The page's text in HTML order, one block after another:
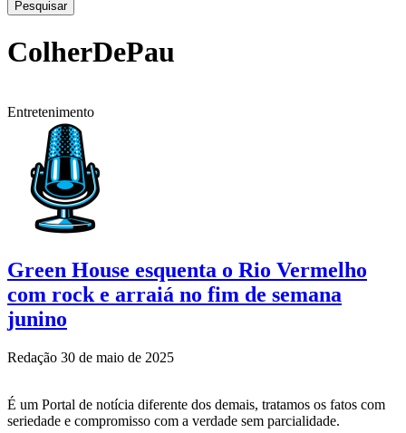
Pesquisar
ColherDePau
Entretenimento
Green House esquenta o Rio Vermelho
com rock e arraiá no fim de semana
junino
Redação 30 de maio de 2025
É um Portal de notícia diferente dos demais, tratamos os fatos com
seriedade e compromisso com a verdade sem parcialidade.